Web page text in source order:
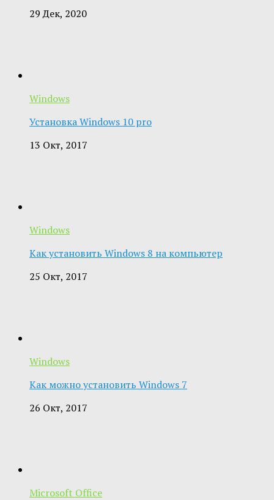
29 Дек, 2020
Windows
Установка Windows 10 pro
13 Окт, 2017
Windows
Как установить Windows 8 на компьютер
25 Окт, 2017
Windows
Как можно установить Windows 7
26 Окт, 2017
Microsoft Office